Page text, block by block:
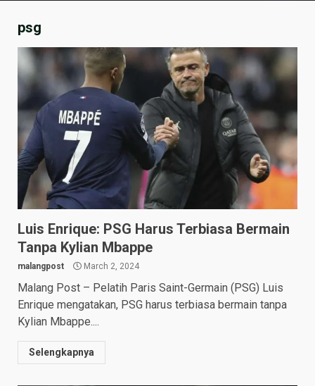
psg
Luis Enrique: PSG Harus Terbiasa Bermain
Tanpa Kylian Mbappe
malangpost March 2, 2024
Malang Post – Pelatih Paris Saint-Germain (PSG) Luis
Enrique mengatakan, PSG harus terbiasa bermain tanpa
Kylian Mbappe....
Selengkapnya